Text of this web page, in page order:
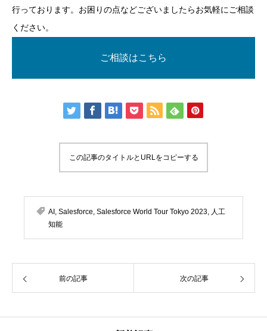
行っております。お困りの点などございましたらお気軽にご相談
ください。
ご相談はこちら
この記事のタイトルとURLをコピーする
AI , Salesforce, Salesforce World Tour Tokyo 2023, 人工
知能
前の記事 次の記事